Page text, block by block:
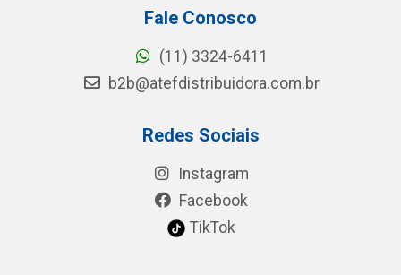
Fale Conosco
(11) 3324-6411
b2b@atefdistribuidora.com.br
Redes Sociais
Instagram
Facebook
TikTok